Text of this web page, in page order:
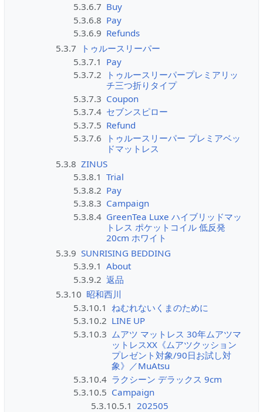
5.3.6.7 Buy
5.3.6.8 Pay
5.3.6.9 Refunds
5.3.7
トゥルースリーパー
5.3.7.1 Pay
5.3.7.2
トゥルースリーパープレミアリッ
チ三つ折りタイプ
5.3.7.3 Coupon
5.3.7.4 セブンスピロー
5.3.7.5 Refund
5.3.7.6
トゥルースリーパー プレミアベッ
ドマットレス
5.3.8 ZINUS
5.3.8.1 Trial
5.3.8.2 Pay
5.3.8.3 Campaign
5.3.8.4 GreenTea Luxe ハイブリッドマッ
トレス ポケットコイル 低反発
20cm ホワイト
5.3.9 SUNRISING BEDDING
5.3.9.1 About
5.3.9.2 返品
5.3.10 昭和西川
5.3.10.1 ねむれないくまのために
5.3.10.2 LINE UP
5.3.10.3 ムアツ マットレス 30年ムアツマ
ットレスXX《ムアツクッション
プレゼント対象/90日お試し対
象》／MuAtsu
5.3.10.4 ラクシーン デラックス 9cm
5.3.10.5 Campaign
5.3.10.5.1 202505